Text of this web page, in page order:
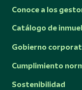
Conoce a los
Catálogo de
Gobierno
Cumplimiento
Sostenibilidad